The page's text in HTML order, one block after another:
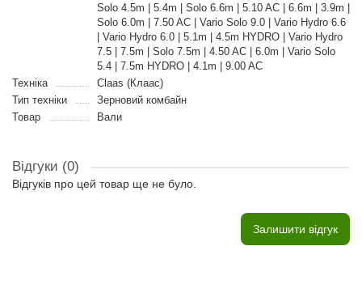
Solo 4.5m | 5.4m | Solo 6.6m | 5.10 AC | 6.6m | 3.9m |
Solo 6.0m | 7.50 AC | Vario Solo 9.0 | Vario Hydro 6.6
| Vario Hydro 6.0 | 5.1m | 4.5m HYDRO | Vario Hydro
7.5 | 7.5m | Solo 7.5m | 4.50 AC | 6.0m | Vario Solo
5.4 | 7.5m HYDRO | 4.1m | 9.00 AC
Техніка
Claas (Клаас)
Тип техніки
Зерновий комбайн
Товар
Вали
Відгуки (0)
Відгуків про цей товар ще не було.
Залишити відгук